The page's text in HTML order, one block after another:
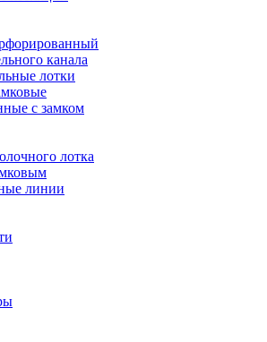
канала
лотки
с замком
лотка
линии